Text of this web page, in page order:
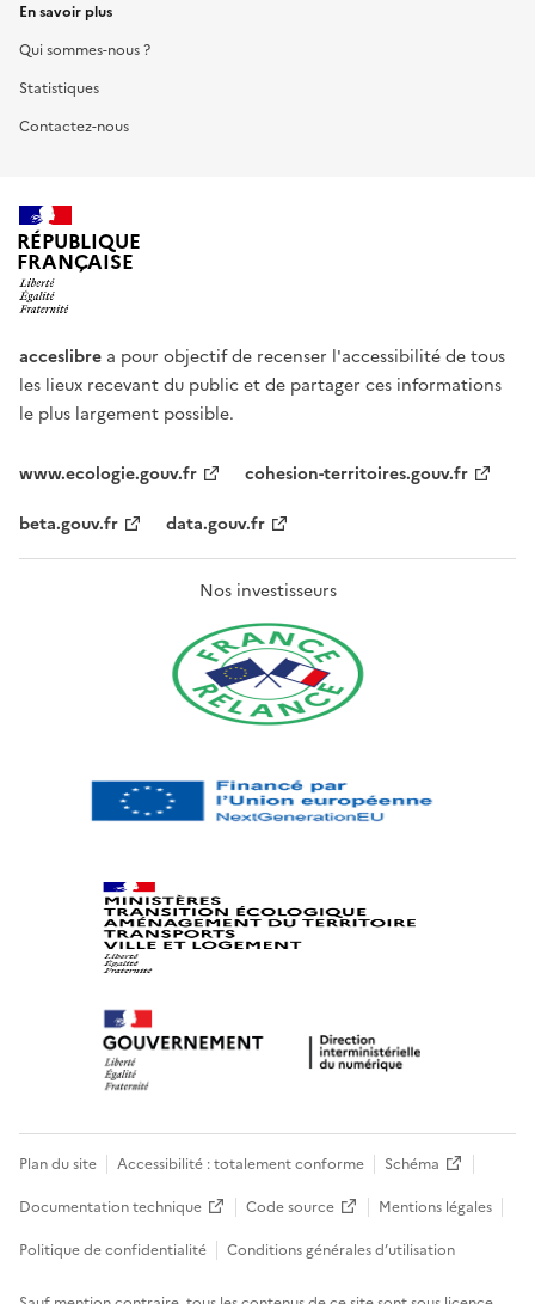
En savoir plus
Qui sommes-nous ?
Statistiques
Contactez-nous
RÉPUBLIQUE
FRANÇAISE
acceslibre a pour objectif de recenser l'accessibilité de tous
les lieux recevant du public et de partager ces informations
le plus largement possible.
www.ecologie.gouv.fr
cohesion-territoires.gouv.fr
beta.gouv.fr
data.gouv.fr
Nos investisseurs
Plan du site Accessibilité : totalement conforme
Schéma
Documentation technique
Code source
Mentions légales
Politique de confidentialité
Conditions générales d’utilisation